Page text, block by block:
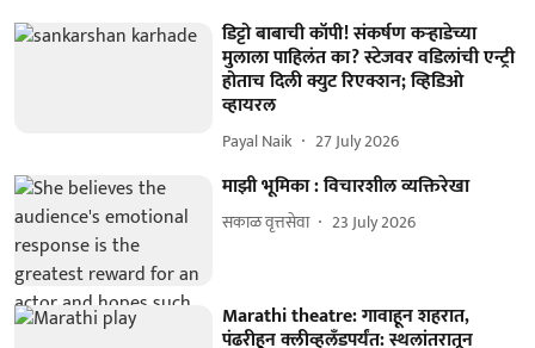
डिट्टो बाबाची कॉपी! संकर्षण कऱ्हाडेच्या
मुलाला पाहिलंत का? स्टेजवर वडिलांची एन्ट्री
होताच दिली क्युट रिएक्शन; व्हिडिओ
व्हायरल
Payal Naik 27 July 2026
माझी भूमिका : विचारशील व्यक्तिरेखा
सकाळ वृत्तसेवा 23 July 2026
Marathi theatre: गावाहून शहरात,
पंढरीहून क्लीव्हलँडपर्यंत: स्थलांतरातून